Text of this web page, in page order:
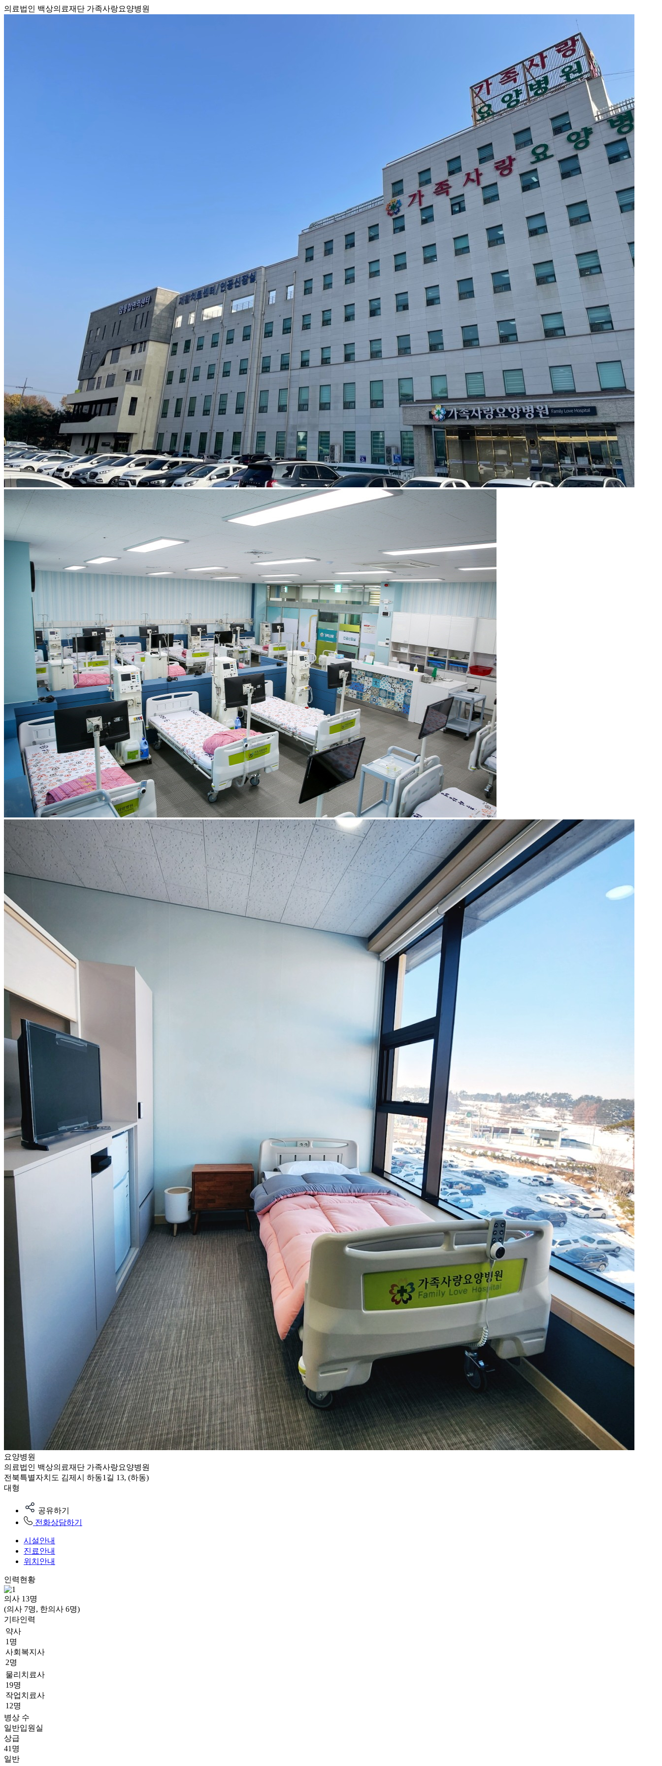
의료법인 백상의료재단 가족사랑요양병원
요양병원
의료법인 백상의료재단 가족사랑요양병원
전북특별자치도 김제시 하동1길 13, (하동)
대형
공유하기
전화상담하기
시설안내
진료안내
위치안내
인력현황
의사 13명
(의사 7명, 한의사 6명)
기타인력
약사
1명
사회복지사
2명
물리치료사
19명
작업치료사
12명
병상 수
일반입원실
상급
41명
일반